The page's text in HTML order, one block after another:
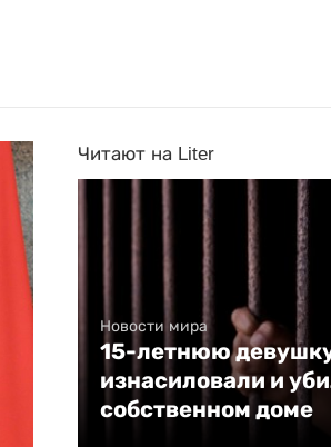
Читают на Liter
Новости мира
15-летнюю
изнасиловали и
собственном доме